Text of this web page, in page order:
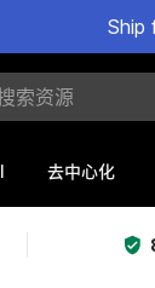
Ship
去中心化